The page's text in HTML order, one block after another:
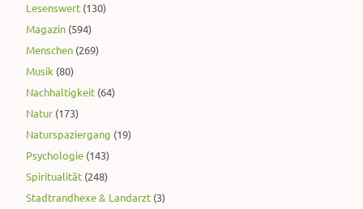
Lesenswert (130)
Magazin (594)
Menschen (269)
Musik (80)
Nachhaltigkeit (64)
Natur (173)
Naturspaziergang (19)
Psychologie (143)
Spiritualität (248)
Stadtrandhexe & Landarzt (3)